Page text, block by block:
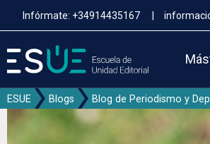
contenido
principal
Infórmate: +34914435167 |
ESUE Blogs Blog de Periodismo y